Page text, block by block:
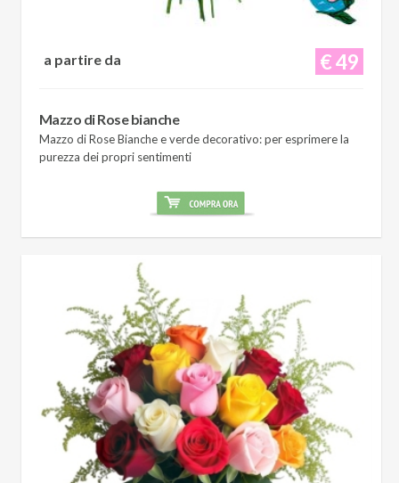
€ 49
a partire da
Mazzo di Rose bianche
Mazzo di Rose Bianche e verde decorativo: per esprimere la
purezza dei propri sentimenti